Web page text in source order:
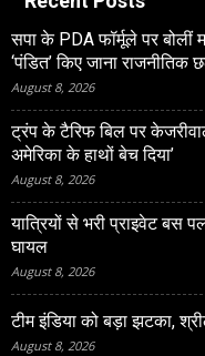
सपा के PDA फॉर्मूले पर बोलीं
‘पंडित’ किए जाना राजनीतिक
August 8, 2026
ट्रंप के टैरिफ बिल पर
अमेरिका के हाथों बेच दिया’
August 8, 2026
यात्रियों से भरी प्राइवेट बस
घायल
August 8, 2026
टीम इंडिया को बड़ा झटका,
August 8, 2026